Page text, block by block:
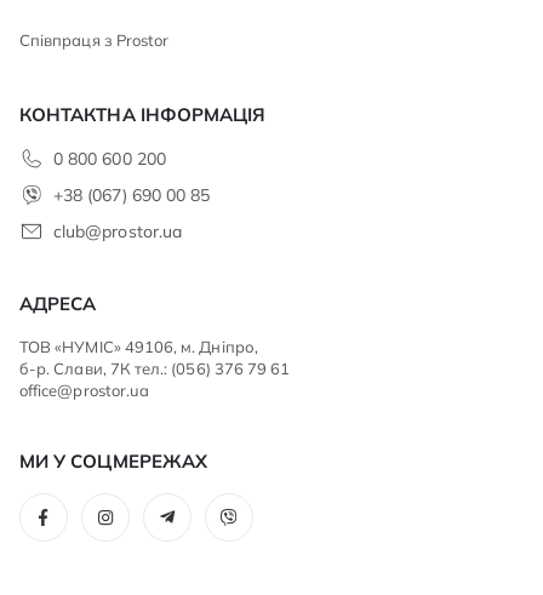
Співпраця з Prostor
КОНТАКТНА ІНФОРМАЦІЯ
0 800 600 200
+38 (067) 690 00 85
club@prostor.ua
АДРЕСА
ТОВ «НУМІС» 49106, м. Дніпро,
б-р. Слави, 7К тел.: (056) 376 79 61
office@prostor.ua
МИ У СОЦМЕРЕЖАХ